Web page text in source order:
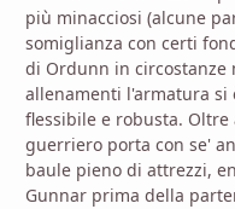
più minacciosi (alcune
somiglianza con certi
di Ordunn in circostanze
allenamenti l'armatura
flessibile e robusta.
guerriero porta con se'
baule pieno di attrezzi,
Gunnar prima della